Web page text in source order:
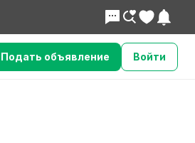
Подать объявление Войти